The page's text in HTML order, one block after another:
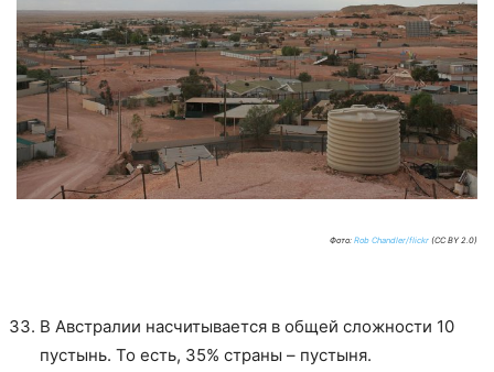
Фото: Rob Chandler/flickr (CC BY 2.0)
В Австралии насчитывается в общей сложности 10
пустынь. То есть, 35% страны – пустыня.